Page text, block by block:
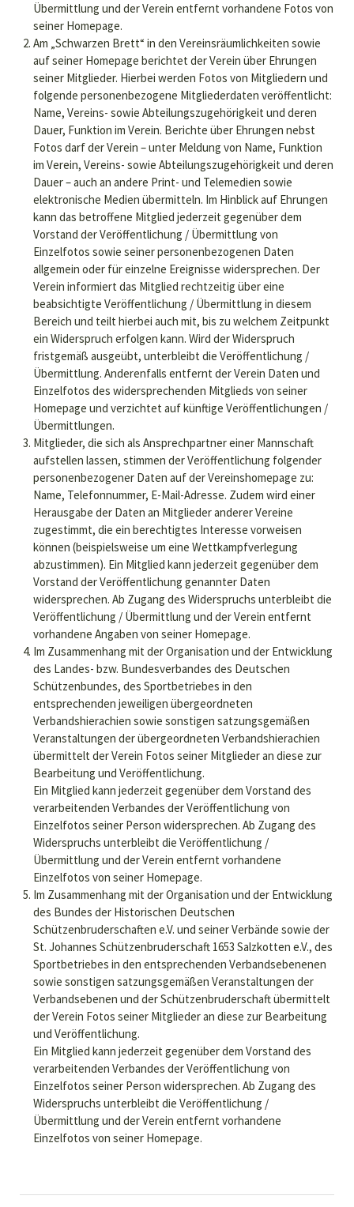
Übermittlung und der Verein entfernt vorhandene Fotos von
seiner Homepage.
Am „Schwarzen Brett“ in den Vereinsräumlichkeiten sowie
auf seiner Homepage berichtet der Verein über Ehrungen
seiner Mitglieder. Hierbei werden Fotos von Mitgliedern und
folgende personenbezogene Mitgliederdaten veröffentlicht:
Name, Vereins- sowie Abteilungszugehörigkeit und deren
Dauer, Funktion im Verein. Berichte über Ehrungen nebst
Fotos darf der Verein – unter Meldung von Name, Funktion
im Verein, Vereins- sowie Abteilungszugehörigkeit und deren
Dauer – auch an andere Print- und Telemedien sowie
elektronische Medien übermitteln. Im Hinblick auf Ehrungen
kann das betroffene Mitglied jederzeit gegenüber dem
Vorstand der Veröffentlichung / Übermittlung von
Einzelfotos sowie seiner personenbezogenen Daten
allgemein oder für einzelne Ereignisse widersprechen. Der
Verein informiert das Mitglied rechtzeitig über eine
beabsichtigte Veröffentlichung / Übermittlung in diesem
Bereich und teilt hierbei auch mit, bis zu welchem Zeitpunkt
ein Widerspruch erfolgen kann. Wird der Widerspruch
fristgemäß ausgeübt, unterbleibt die Veröffentlichung /
Übermittlung. Anderenfalls entfernt der Verein Daten und
Einzelfotos des widersprechenden Mitglieds von seiner
Homepage und verzichtet auf künftige Veröffentlichungen /
Übermittlungen.
Mitglieder, die sich als Ansprechpartner einer Mannschaft
aufstellen lassen, stimmen der Veröffentlichung folgender
personenbezogener Daten auf der Vereinshomepage zu:
Name, Telefonnummer, E-Mail-Adresse. Zudem wird einer
Herausgabe der Daten an Mitglieder anderer Vereine
zugestimmt, die ein berechtigtes Interesse vorweisen
können (beispielsweise um eine Wettkampfverlegung
abzustimmen). Ein Mitglied kann jederzeit gegenüber dem
Vorstand der Veröffentlichung genannter Daten
widersprechen. Ab Zugang des Widerspruchs unterbleibt die
Veröffentlichung / Übermittlung und der Verein entfernt
vorhandene Angaben von seiner Homepage.
Im Zusammenhang mit der Organisation und der Entwicklung
des Landes- bzw. Bundesverbandes des Deutschen
Schützenbundes, des Sportbetriebes in den
entsprechenden jeweiligen übergeordneten
Verbandshierachien sowie sonstigen satzungsgemäßen
Veranstaltungen der übergeordneten Verbandshierachien
übermittelt der Verein Fotos seiner Mitglieder an diese zur
Bearbeitung und Veröffentlichung.
Ein Mitglied kann jederzeit gegenüber dem Vorstand des
verarbeitenden Verbandes der Veröffentlichung von
Einzelfotos seiner Person widersprechen. Ab Zugang des
Widerspruchs unterbleibt die Veröffentlichung /
Übermittlung und der Verein entfernt vorhandene
Einzelfotos von seiner Homepage.
Im Zusammenhang mit der Organisation und der Entwicklung
des Bundes der Historischen Deutschen
Schützenbruderschaften e.V. und seiner Verbände sowie der
St. Johannes Schützenbruderschaft 1653 Salzkotten e.V., des
Sportbetriebes in den entsprechenden Verbandsebenenen
sowie sonstigen satzungsgemäßen Veranstaltungen der
Verbandsebenen und der Schützenbruderschaft übermittelt
der Verein Fotos seiner Mitglieder an diese zur Bearbeitung
und Veröffentlichung.
Ein Mitglied kann jederzeit gegenüber dem Vorstand des
verarbeitenden Verbandes der Veröffentlichung von
Einzelfotos seiner Person widersprechen. Ab Zugang des
Widerspruchs unterbleibt die Veröffentlichung /
Übermittlung und der Verein entfernt vorhandene
Einzelfotos von seiner Homepage.